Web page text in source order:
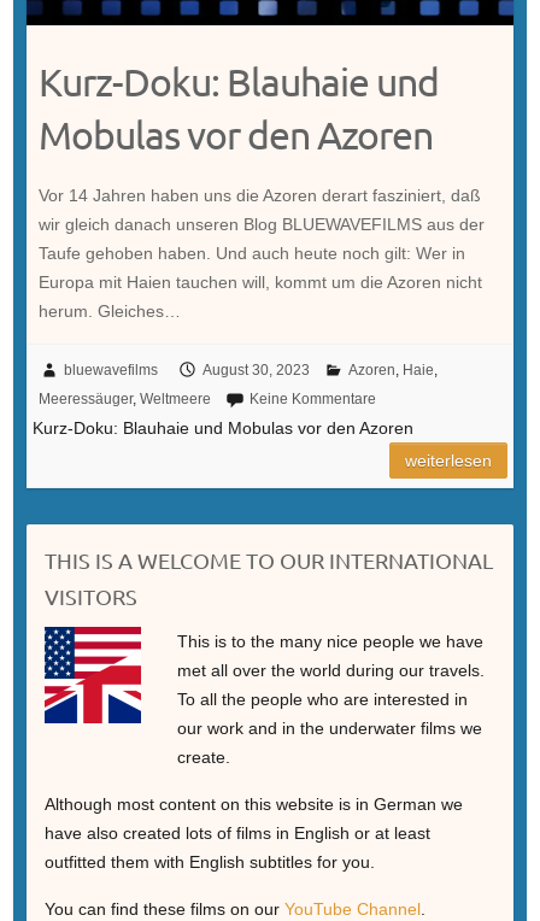
Kurz-Doku: Blauhaie und
Mobulas vor den Azoren
Vor 14 Jahren haben uns die Azoren derart fasziniert, daß
wir gleich danach unseren Blog BLUEWAVEFILMS aus der
Taufe gehoben haben. Und auch heute noch gilt: Wer in
Europa mit Haien tauchen will, kommt um die Azoren nicht
herum. Gleiches…
bluewavefilms August 30, 2023 Azoren, Haie,
Meeressäuger, Weltmeere Keine Kommentare
Kurz-Doku: Blauhaie und Mobulas vor den Azoren
weiterlesen
THIS IS A WELCOME TO OUR INTERNATIONAL
VISITORS
This is to the many nice people we have
met all over the world during our travels.
To all the people who are interested in
our work and in the underwater films we
create.
Although most content on this website is in German we
have also created lots of films in English or at least
outfitted them with English subtitles for you.
You can find these films on our YouTube Channel.